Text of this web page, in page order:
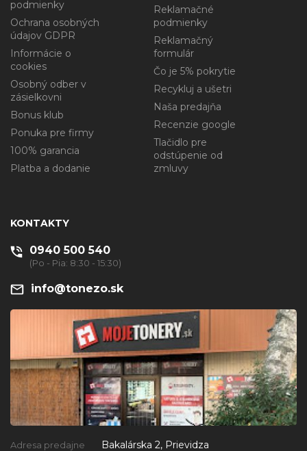
podmienky
Ochrana osobných
údajov GDPR
Informácie o
cookies
Osobný odber v
zásielkovni
Bonus klub
Ponuka pre firmy
100% garancia
Platba a dodanie
Reklamačné
podmienky
Reklamačný
formulár
Čo je 5% pokrytie
Recykluj a ušetri
Naša predajňa
Recenzie google
Tlačidlo pre
odstúpenie od
zmluvy
KONTAKTY
0940 500 540
(Po - Pia: 8:30 - 15:30)
info@tonezo.sk
Adresa predajne Bakalárska 2, Prievidza